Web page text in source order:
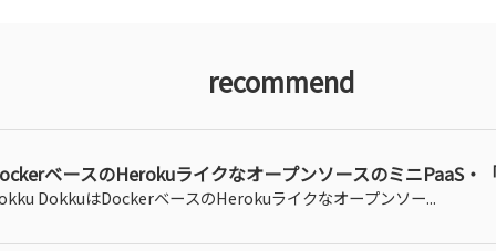
recommend
ベースのHerokuライクなオープンソースのミニPaaS・
DokkuはDockerベースのHerokuライクなオープンソー...